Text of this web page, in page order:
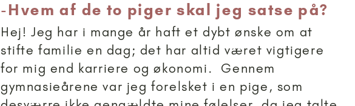
-Hvem af de to piger skal jeg satse på?
Hej! Jeg har i mange år haft et dybt ønske om at
stifte familie en dag; det har altid været vigtigere
for mig end karriere og økonomi. Gennem
gymnasieårene var jeg forelsket i en pige, som